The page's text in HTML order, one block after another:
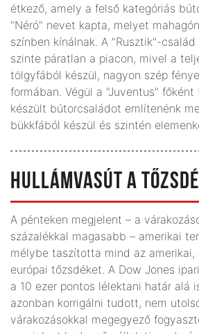
étkező, amely a felső kategóriás
"Néró" nevet kapta, melyet
színben kínálnak. A "Rusztik"-
szinte páratlan a piacon, mivel a
tölgyfából készül, nagyon szép
formában. Végül a "Juventus"
készült bútorcsaládot említenénk
bükkfából készül és szintén
HULLÁMVASÚT A
A pénteken megjelent – a
százalékkal magasabb – amerikai
mélybe taszította mind az amerikai,
európai tőzsdéket. A Dow Jones
a 10 ezer pontos lélektani határ alá
azonban korrigálni tudott, nem
várakozásokkal megegyező